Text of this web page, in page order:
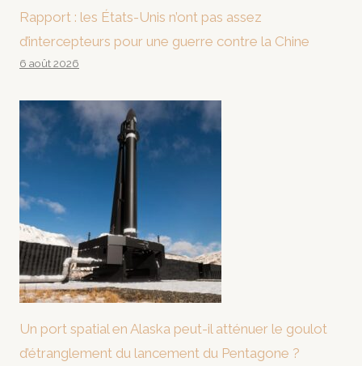
Rapport : les États-Unis n’ont pas assez
d’intercepteurs pour une guerre contre la Chine
6 août 2026
Un port spatial en Alaska peut-il atténuer le goulot
d’étranglement du lancement du Pentagone ?